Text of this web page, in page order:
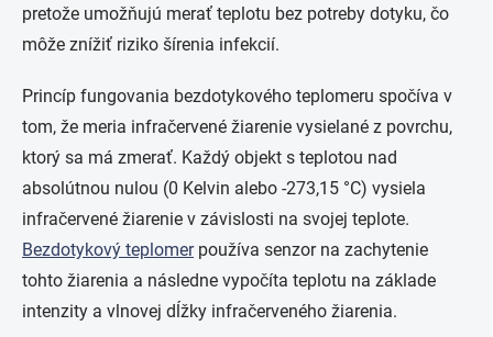
pretože umožňujú merať teplotu bez potreby dotyku, čo
môže znížiť riziko šírenia infekcií.
Princíp fungovania bezdotykového teplomeru spočíva v
tom, že meria infračervené žiarenie vysielané z povrchu,
ktorý sa má zmerať. Každý objekt s teplotou nad
absolútnou nulou (0 Kelvin alebo -273,15 °C) vysiela
infračervené žiarenie v závislosti na svojej teplote.
Bezdotykový teplomerpoužíva senzor na zachytenie
tohto žiarenia a následne vypočíta teplotu na základe
intenzity a vlnovej dĺžky infračerveného žiarenia.